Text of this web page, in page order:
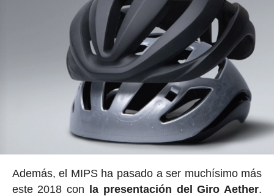
Además, el MIPS ha pasado a ser muchísimo más
este 2018 con la presentación del Giro Aether.